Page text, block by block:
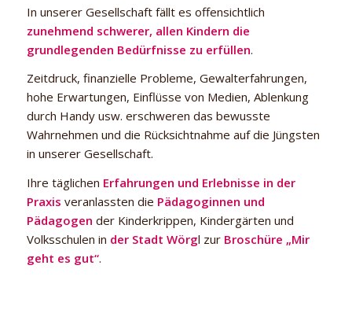
In unserer Gesellschaft fällt es offensichtlich
zunehmend schwerer, allen Kindern die
grundlegenden Bedürfnisse zu erfüllen.
Zeitdruck, finanzielle Probleme, Gewalterfahrungen,
hohe Erwartungen, Einflüsse von Medien, Ablenkung
durch Handy usw. erschweren das bewusste
Wahrnehmen und die Rücksichtnahme auf die Jüngsten
in unserer Gesellschaft.
Ihre täglichen Erfahrungen und Erlebnisse in der
Praxis veranlassten die Pädagoginnen und
Pädagogen der Kinderkrippen, Kindergärten und
Volksschulen in der Stadt Wörgl zur Broschüre „Mir
geht es gut“.